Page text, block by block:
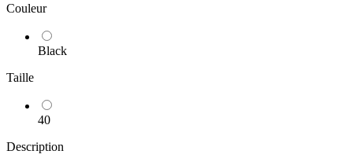
Couleur
Black
Taille
40
Description